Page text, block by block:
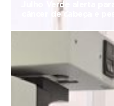
Julho Verde alerta
câncer de cabeça e